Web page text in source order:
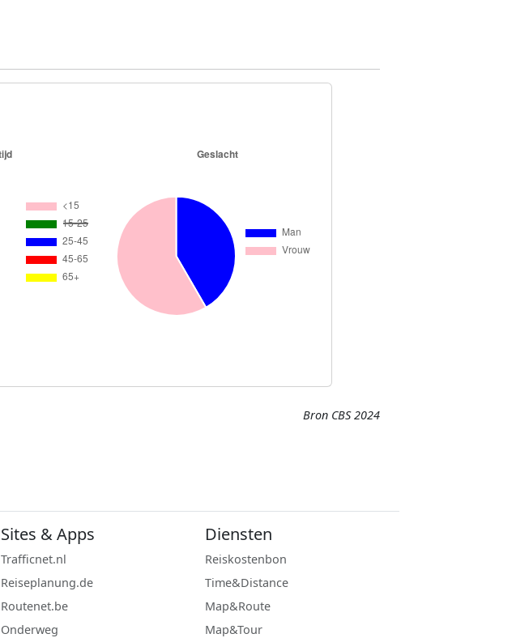
Bron CBS 2024
Sites & Apps
Trafficnet.nl
Reiseplanung.de
Routenet.be
Onderweg
Diensten
Reiskostenbon
Time&Distance
Map&Route
Map&Tour